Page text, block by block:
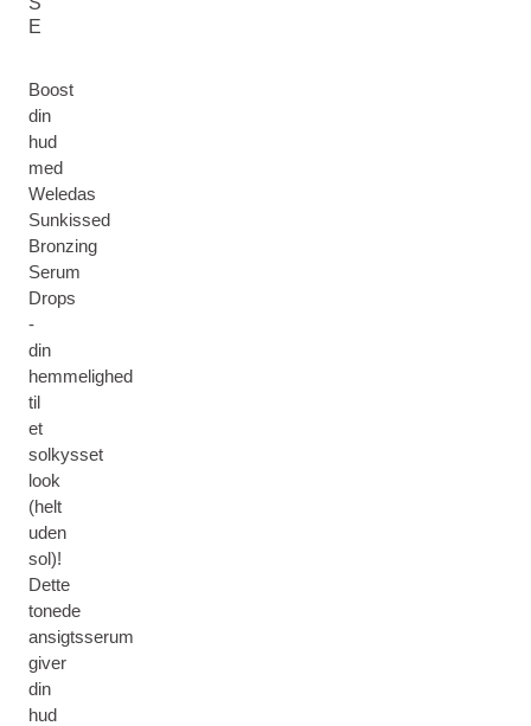
E
Boost
din
hud
med
Weledas
Sunkissed
Bronzing
Serum
Drops
-
din
hemmelighed
til
et
solkysset
look
(helt
uden
sol)!
Dette
tonede
ansigtsserum
giver
din
hud